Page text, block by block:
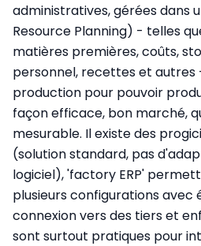
administratives, gérées dans
Resource Planning) - telles
matières premières, coûts,
personnel, recettes et
production pour pouvoir
façon efficace, bon marché,
mesurable. Il existe des
(solution standard, pas
logiciel), 'factory ERP'
plusieurs configurations avec
connexion vers des tiers et
sont surtout pratiques pour